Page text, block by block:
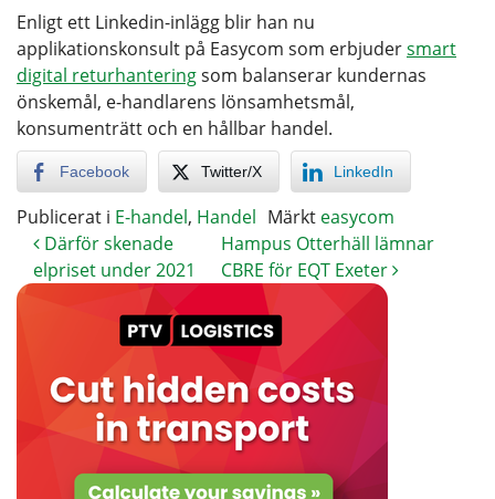
Enligt ett Linkedin-inlägg blir han nu
applikationskonsult på Easycom som erbjudersmart
digital returhanteringsom balanserar kundernas
önskemål, e-handlarens lönsamhetsmål,
konsumenträtt och en hållbar handel.
Facebook Twitter/X LinkedIn
Publicerat i E-handel, Handel Märkt easycom
Därför skenade
elpriset under 2021
Hampus Otterhäll lämnar
CBRE för EQT Exeter